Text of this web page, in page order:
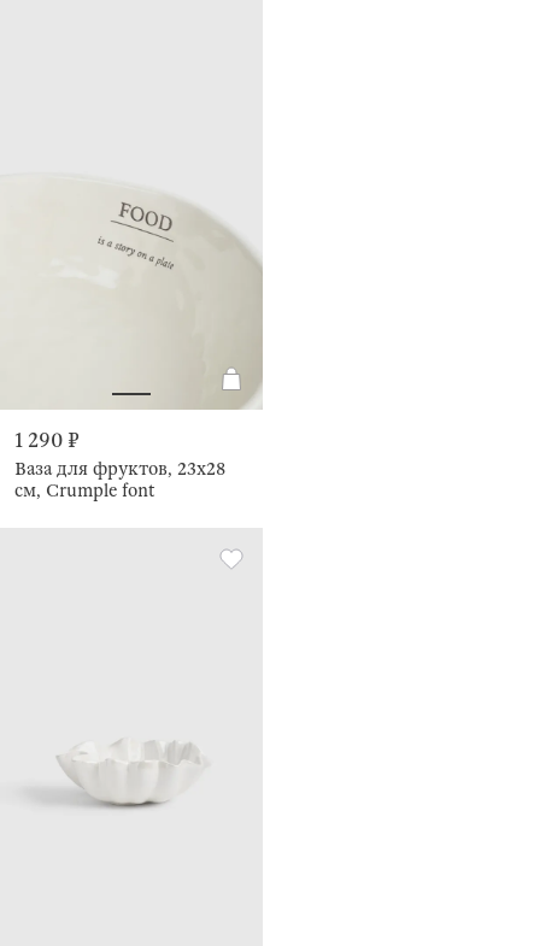
1 290 ₽
Ваза для фруктов, 23х28
см, Crumple font